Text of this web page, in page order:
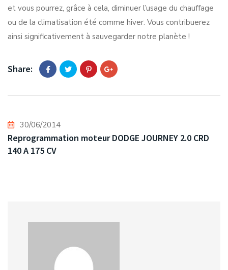
et vous pourrez, grâce à cela, diminuer l’usage du chauffage
ou de la climatisation été comme hiver. Vous contribuerez
ainsi significativement à sauvegarder notre planète !
Share:
30/06/2014
Reprogrammation moteur DODGE JOURNEY 2.0 CRD
140 A 175 CV